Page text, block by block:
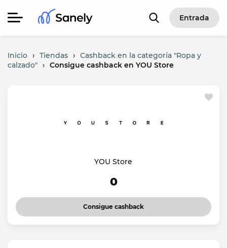
Entrada
Inicio › Tiendas › Cashback en la categoría "Ropa y
calzado" › Consigue cashback en YOU Store
YOU Store
0
Consigue cashback